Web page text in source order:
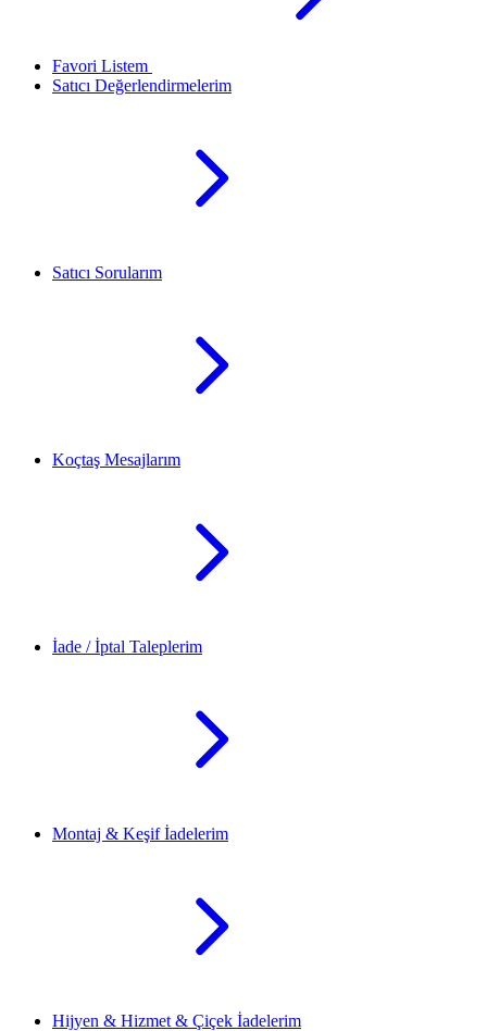
Favori Listem
Satıcı Değerlendirmelerim
Satıcı Sorularım
Koçtaş Mesajlarım
İade / İptal Taleplerim
Montaj & Keşif İadelerim
Hijyen & Hizmet & Çiçek İadelerim